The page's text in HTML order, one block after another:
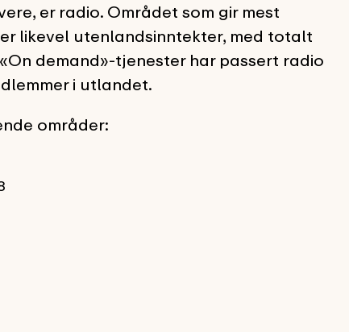
er radio. Området som gir mest
likevel utenlandsinntekter, med totalt
demand»-tjenester har passert radio
i utlandet.
områder: